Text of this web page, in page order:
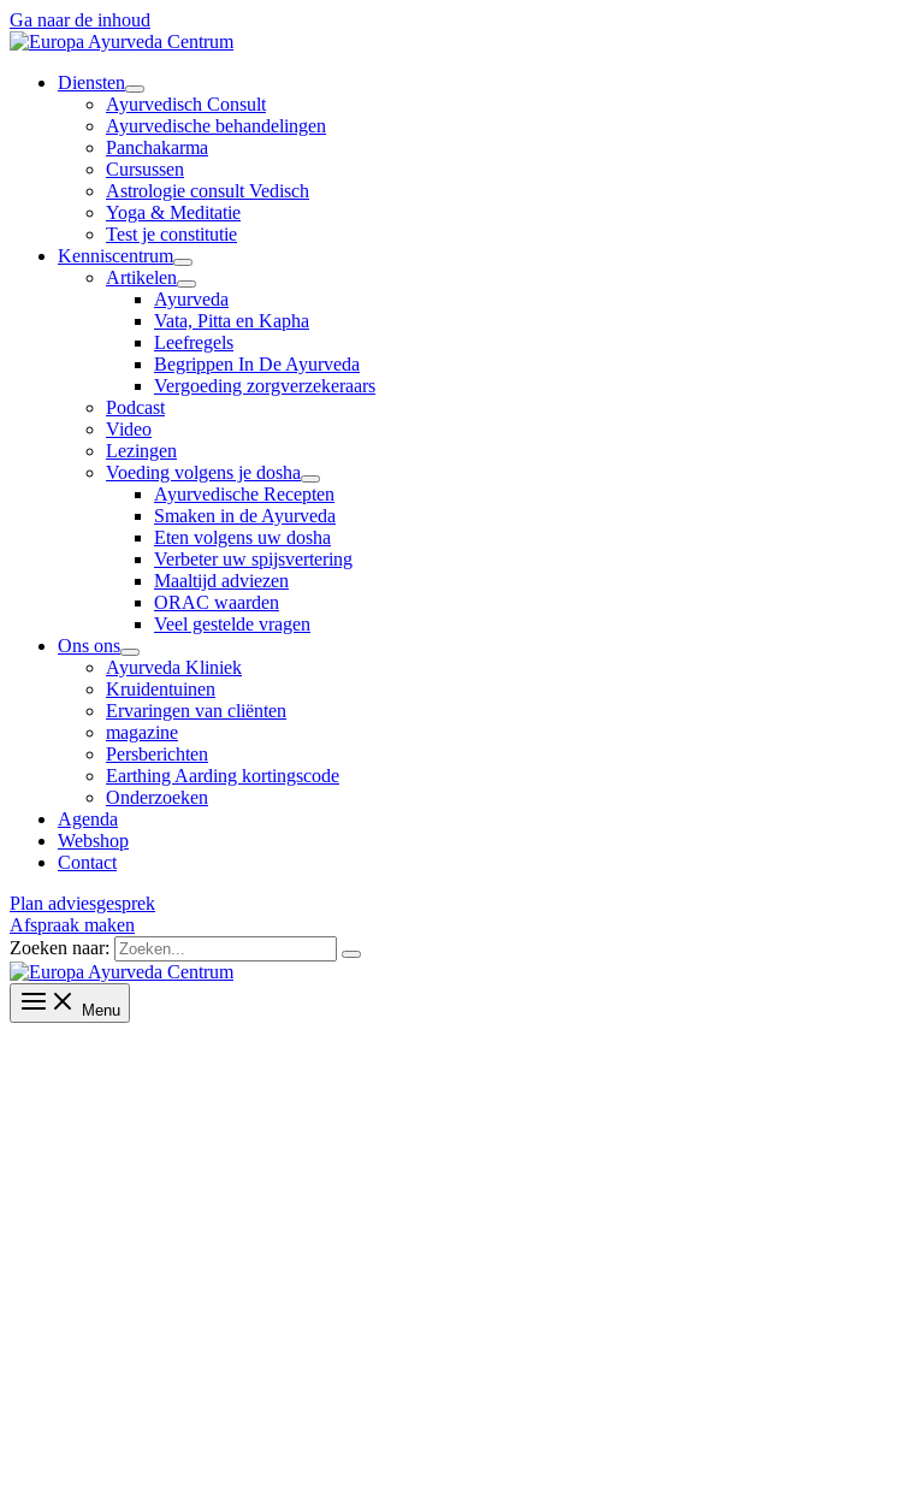
Ga naar de inhoud
Diensten
Ayurvedisch Consult
Ayurvedische behandelingen
Panchakarma
Cursussen
Astrologie consult Vedisch
Yoga & Meditatie
Test je constitutie
Kenniscentrum
Artikelen
Ayurveda
Vata, Pitta en Kapha
Leefregels
Begrippen In De Ayurveda
Vergoeding zorgverzekeraars
Podcast
Video
Lezingen
Voeding volgens je dosha
Ayurvedische Recepten
Smaken in de Ayurveda
Eten volgens uw dosha
Verbeter uw spijsvertering
Maaltijd adviezen
ORAC waarden
Veel gestelde vragen
Ons ons
Ayurveda Kliniek
Kruidentuinen
Ervaringen van cliënten
magazine
Persberichten
Earthing Aarding kortingscode
Onderzoeken
Agenda
Webshop
Contact
Plan adviesgesprek
Afspraak maken
Zoeken naar:
Menu